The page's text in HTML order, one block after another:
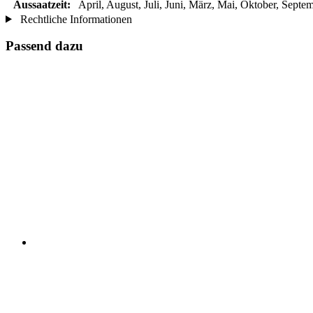
Aussaatzeit:
April, August, Juli, Juni, März, Mai, Oktober,
Rechtliche Informationen
Passend dazu